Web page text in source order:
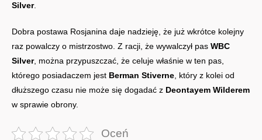
Silver.
Dobra postawa Rosjanina daje nadzieję, że już wkrótce kolejny
raz powalczy o mistrzostwo. Z racji, że wywalczył pas WBC
Silver, można przypuszczać, że celuje właśnie w ten pas,
którego posiadaczem jest Berman Stiverne , który z kolei od
dłuższego czasu nie może się dogadać z Deontayem Wilderem
w sprawie obrony.
Oceń